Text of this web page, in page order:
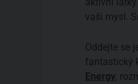
vaši mysl.
Oddejte se
fantastický
Energy,